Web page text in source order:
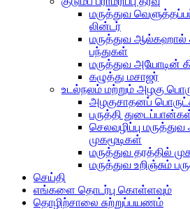
மருத்துவ
லின்டர்
மருத்துவ ஆல்கஹால்
பந்துகள்
மருத்துவ அயோடின்
கழுத்து மசாஜர்
உடல்நலம் மற்றும் அழகு
அழகுசாதனப்
பருத்தி
செலவழிப்பு
முகமூடிகள்
மருத்துவ தரத்தில்
மருத்துவ உறிஞ்சும்
செய்தி
எங்களை தொடர்பு கொள்ளவும்
தொழிற்சாலை சுற்றுப்பயணம்